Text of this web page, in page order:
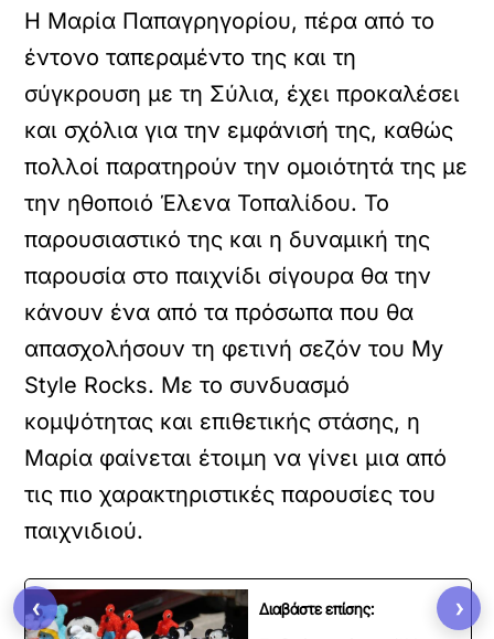
Η Μαρία Παπαγρηγορίου, πέρα από το
έντονο ταπεραμέντο της και τη
σύγκρουση με τη Σύλια, έχει προκαλέσει
και σχόλια για την εμφάνισή της, καθώς
πολλοί παρατηρούν την ομοιότητά της με
την ηθοποιό Έλενα Τοπαλίδου. Το
παρουσιαστικό της και η δυναμική της
παρουσία στο παιχνίδι σίγουρα θα την
κάνουν ένα από τα πρόσωπα που θα
απασχολήσουν τη φετινή σεζόν του My
Style Rocks. Με το συνδυασμό
κομψότητας και επιθετικής στάσης, η
Μαρία φαίνεται έτοιμη να γίνει μια από
τις πιο χαρακτηριστικές παρουσίες του
παιχνιδιού.
Διαβάστε επίσης:
‹ ›